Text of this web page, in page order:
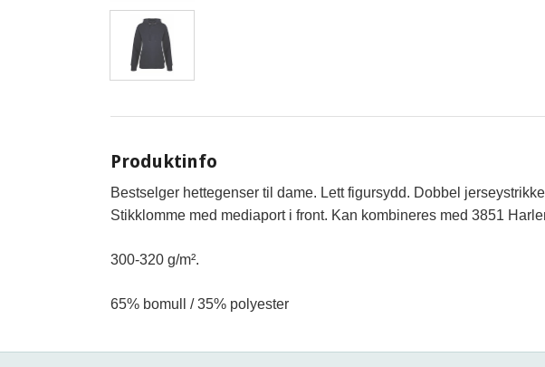
Produktinfo
Bestselger hettegenser til dame. Lett figursydd. Dobbel
Stikklomme med mediaport i front. Kan kombineres med 3851
300-320 g/m².
65% bomull / 35% polyester